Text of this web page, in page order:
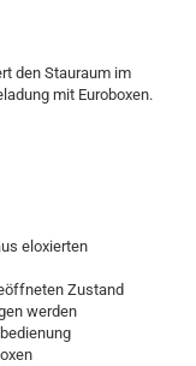
den Stauraum im
mit Euroboxen.
eloxierten
Zustand
werden